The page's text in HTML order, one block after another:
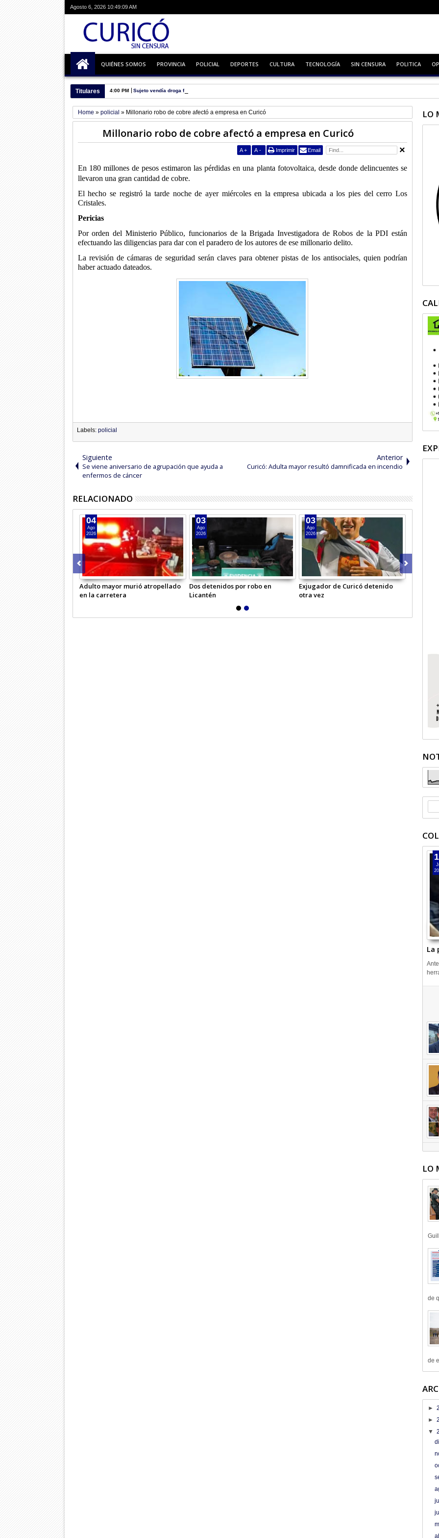
Agosto 6, 2026 10:49:10 AM
QUIÉNES SOMOS PROVINCIA POLICIAL DEPORTES CULTURA TECNOLOGÍA SIN CENSURA POLITICA
Titulares 4:00 PM Sujeto vendía droga frente a unidad policial
Home » policial » Millonario robo de cobre afectó a empresa en Curicó
Millonario robo de cobre afectó a empresa en Curicó
A + A - Imprimir Email
En 180 millones de pesos estimaron las pérdidas en una planta fotovoltaica, desde donde delincuentes se
llevaron una gran cantidad de cobre.
El hecho se registró la tarde noche de ayer miércoles en la empresa ubicada a los pies del cerro Los
Cristales.
Pericias
Por orden del Ministerio Público, funcionarios de la Brigada Investigadora de Robos de la PDI están
efectuando las diligencias para dar con el paradero de los autores de ese millonario delito.
La revisión de cámaras de seguridad serán claves para obtener pistas de los antisociales, quien podrían
haber actuado dateados.
Labels: policial
Siguiente
Se viene aniversario de agrupación que ayuda a
enfermos de cáncer
Anterior
Curicó: Adulta mayor resultó damnificada en incendio
RELACIONADO
Carabineros llamó a usar
Comisaría Virtual
Sujeto vendía droga frente a
unidad policial
05
2026
Hombre intentó matar a mujer en
04
2026
Adulto mayor
04
LO
La
LO
de
de
►
►
▼